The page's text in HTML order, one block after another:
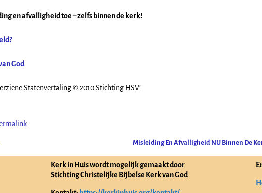
en afvalligheid toe – zelfs binnen de kerk!
God
Statenvertaling © 2010 Stichting HSV’]
Misleiding En Afvalligheid NU Binnen De
Kerk in Huis wordt mogelijk gemaakt door
Stichting Christelijke Bijbelse Kerk van God